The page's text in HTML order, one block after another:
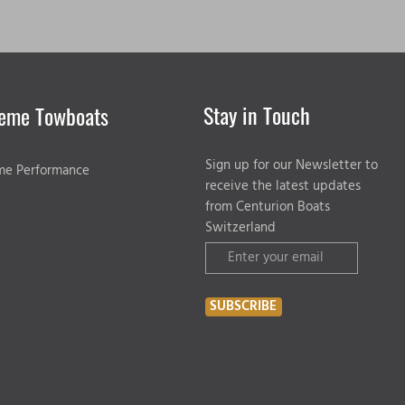
Towboats
Performance
Stay in Touch
Sign up for our Newsletter to
receive the latest updates
from Centurion Boats
Switzerland
SUBSCRIBE